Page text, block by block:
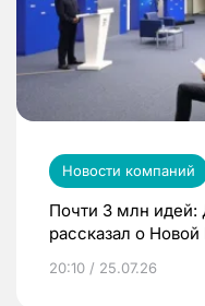
Новости компаний
Почти 3 млн
рассказал о
20:10 / 25.07.26